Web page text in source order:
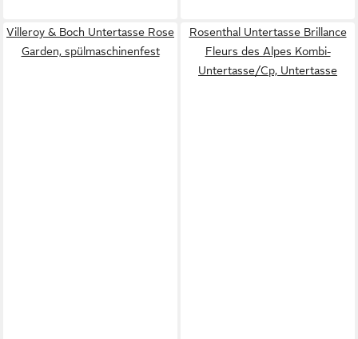
Villeroy & Boch Untertasse Rose
Garden, spülmaschinenfest
Rosenthal Untertasse Brillance
Fleurs des Alpes Kombi-
Untertasse/Cp, Untertasse